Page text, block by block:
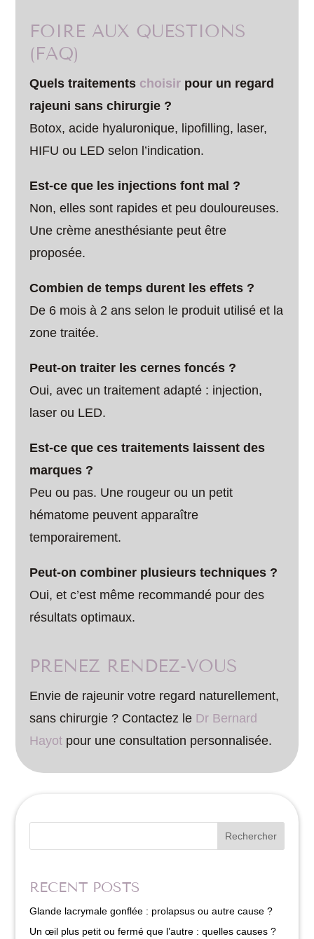
FOIRE AUX QUESTIONS
(FAQ)
Quels traitements choisir pour un regard
rajeuni sans chirurgie ?
Botox, acide hyaluronique, lipofilling, laser,
HIFU ou LED selon l’indication.
Est-ce que les injections font mal ?
Non, elles sont rapides et peu douloureuses.
Une crème anesthésiante peut être
proposée.
Combien de temps durent les effets ?
De 6 mois à 2 ans selon le produit utilisé et la
zone traitée.
Peut-on traiter les cernes foncés ?
Oui, avec un traitement adapté : injection,
laser ou LED.
Est-ce que ces traitements laissent des
marques ?
Peu ou pas. Une rougeur ou un petit
hématome peuvent apparaître
temporairement.
Peut-on combiner plusieurs techniques ?
Oui, et c’est même recommandé pour des
résultats optimaux.
PRENEZ RENDEZ-VOUS
Envie de rajeunir votre regard naturellement,
sans chirurgie ? Contactez le Dr Bernard
Hayot pour une consultation personnalisée.
Rechercher
RECENT POSTS
Glande lacrymale gonflée : prolapsus ou autre cause ?
Un œil plus petit ou fermé que l’autre : quelles causes ?